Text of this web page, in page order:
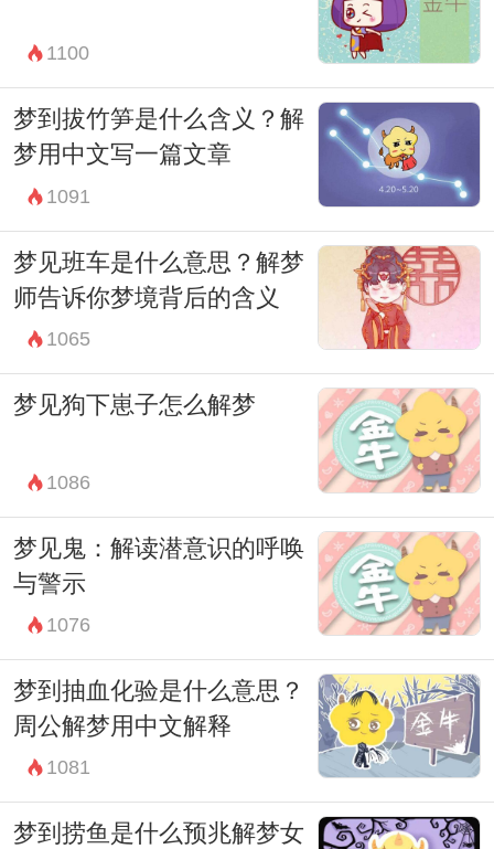
内心世界和情感状态的深刻反思。每一个梦
境背后都隐藏着丰富的象征和意义，需要我
们在冷静观察和分析后，才能更好地理解和
应对生活中的各种挑战和变化。
1100
梦到拔竹笋是什么含义？解
梦用中文写一篇文章
1091
梦见班车是什么意思？解梦
师告诉你梦境背后的含义
1065
梦见狗下崽子怎么解梦
1086
梦见鬼：解读潜意识的呼唤
与警示
1076
梦到抽血化验是什么意思？
周公解梦用中文解释
1081
梦到捞鱼是什么预兆解梦女